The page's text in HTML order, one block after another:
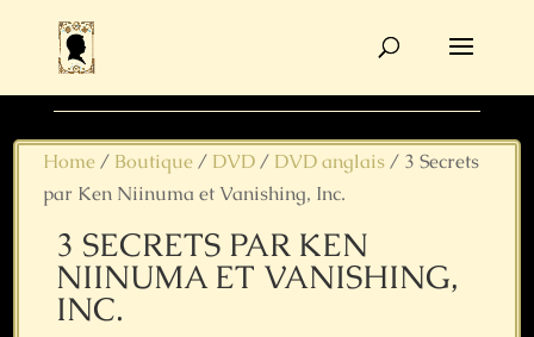
Home/ Boutique/ DVD/ DVD anglais/ 3 Secrets
par Ken Niinuma et Vanishing, Inc.
3 SECRETS PAR KEN
NIINUMA ET VANISHING,
INC.